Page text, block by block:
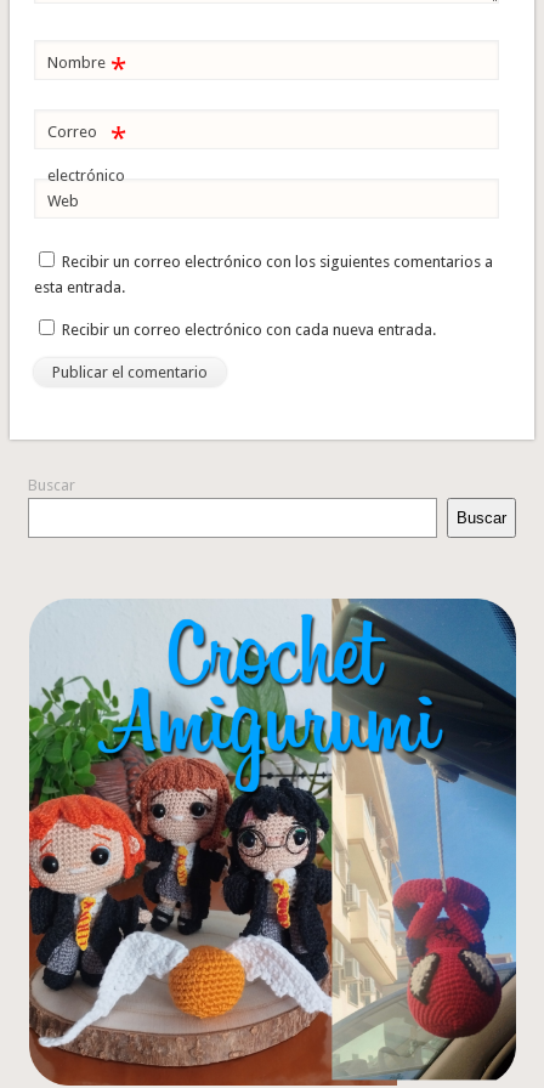
Nombre *
Correo
electrónico
*
Web
Recibir un correo electrónico con los siguientes comentarios a
esta entrada.
Recibir un correo electrónico con cada nueva entrada.
Buscar
Buscar